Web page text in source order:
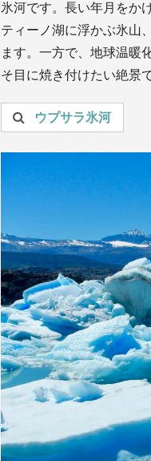
氷河です。長い年月をか
ティーノ湖に浮かぶ氷山
ます。一方で、地球温暖
そ目に焼き付けたい絶景
投稿を検索：
ウプサラ氷河